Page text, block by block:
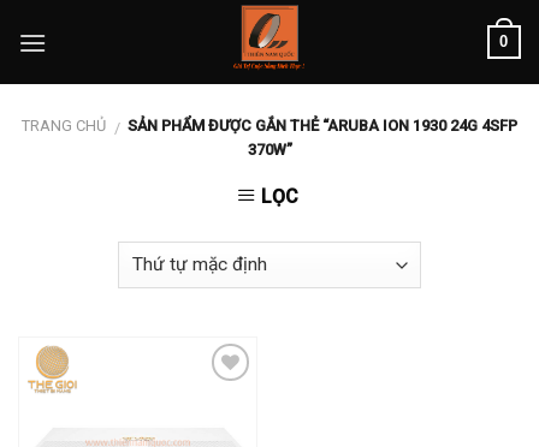
0
TRANG CHỦ / SẢN PHẨM ĐƯỢC GẮN THẺ “ARUBA ION 1930 24G 4SFP
370W”
LỌC